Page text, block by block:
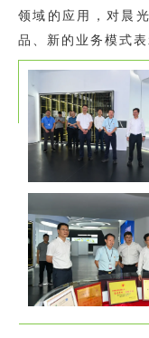
领域的应用，对晨
品、新的业务模式表